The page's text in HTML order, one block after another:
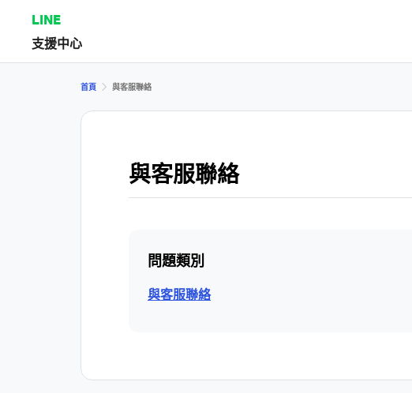
LINE
支援中心
首頁 與客服聯絡
與客服聯絡
問題類別
與客服聯絡